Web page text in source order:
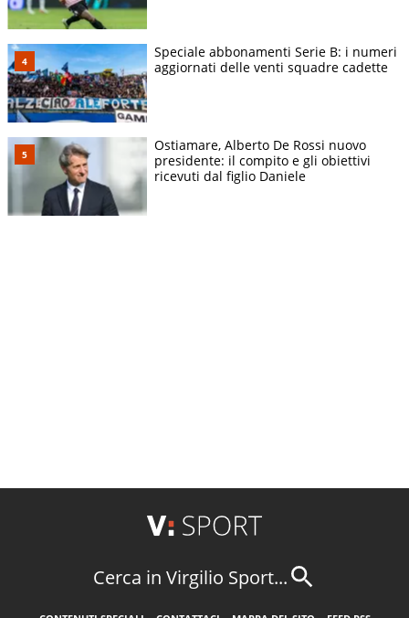
Speciale abbonamenti Serie B: i numeri
aggiornati delle venti squadre cadette
Ostiamare, Alberto De Rossi nuovo
presidente: il compito e gli obiettivi
ricevuti dal figlio Daniele
Cerca in Virgilio Sport...